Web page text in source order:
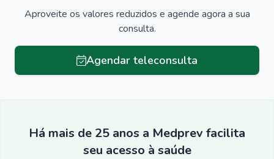
Aproveite os valores reduzidos e agende agora a sua
consulta.
Agendar teleconsulta
Há mais de 25 anos a Medprev facilita
seu acesso à saúde